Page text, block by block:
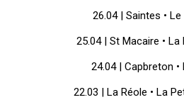
26.04 | Saintes •
25.04 | St Macaire • La
24.04 | Capbreton •
22.03 | La Réole • La